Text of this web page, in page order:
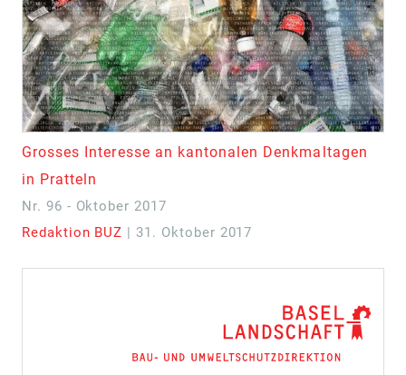
Grosses Interesse an kantonalen Denkmaltagen
in Pratteln
Nr. 96 - Oktober 2017
Redaktion BUZ | 31. Oktober 2017